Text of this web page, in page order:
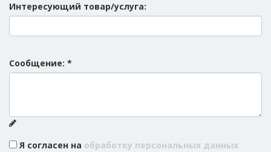
Интересующий товар/услуга:
Сообщение: *
Я согласен на обработку персональных данных